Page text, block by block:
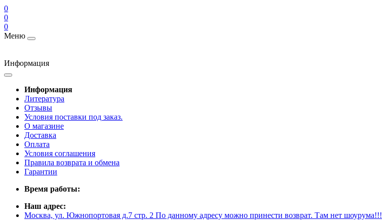
0
0
0
Меню
Информация
Информация
Литература
Отзывы
Условия поставки под заказ.
О магазине
Доставка
Оплата
Условия соглашения
Правила возврата и обмена
Гарантии
Время работы:
Наш адрес:
Москва, ул. Южнопортовая д.7 стр. 2 По данному адресу можно принести возврат. Там нет шоурума!!!